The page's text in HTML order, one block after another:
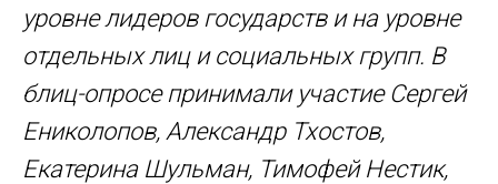
уровне лидеров государств и на уровне
отдельных лиц и социальных групп. В
блиц-опросе принимали участие Сергей
Ениколопов, Александр Тхостов,
Екатерина Шульман, Тимофей Нестик,